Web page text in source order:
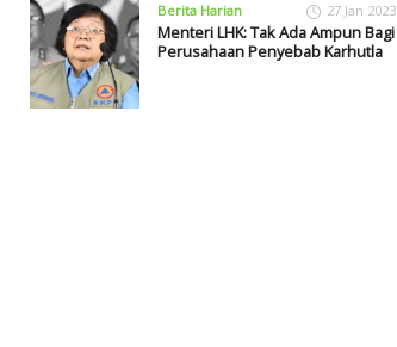
Berita Harian 27 Jan 2023
Menteri LHK: Tak Ada Ampun Bagi
Perusahaan Penyebab Karhutla